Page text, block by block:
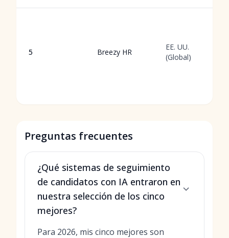
5 Breezy HR
EE. UU.
(Global)
Preguntas frecuentes
¿Qué sistemas de seguimiento
de candidatos con IA entraron en
nuestra selección de los cinco
mejores?
Para 2026, mis cinco mejores son